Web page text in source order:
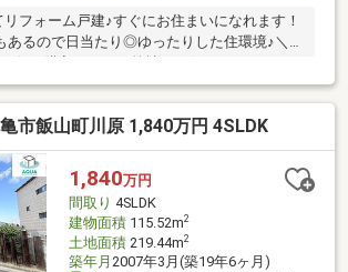
フォーム戸建♪すぐにお住まいになれます！
あるので日当たり◎ゆったりした住環境♪＼ロ
得に購入するなら弊社にお任せ下さい！／
市飯山町川原 1,840万円 4SLDK
1,840万円
間取り 4SLDK
建物面積115.52m2
土地面積219.44m2
築年月 2007年3月(築19年6ヶ月)